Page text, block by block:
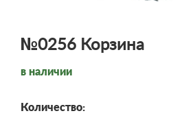
№0256 Корзина
в наличии
Количество: